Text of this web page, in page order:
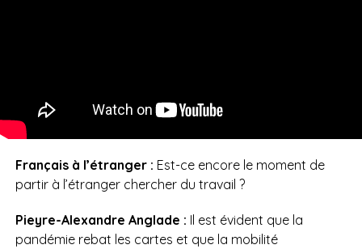
Français à l’étranger : Est-ce encore le moment de
partir à l’étranger chercher du travail ?
Pieyre-Alexandre Anglade : Il est évident que la
pandémie rebat les cartes et que la mobilité